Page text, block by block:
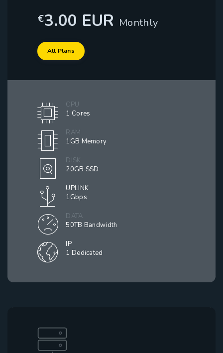
€3.00 EUR Monthly
All Plans
CPU
1 Cores
RAM
1GB Memory
DISK
20GB SSD
UPLINK
1Gbps
DATA
50TB Bandwidth
IP
1 Dedicated